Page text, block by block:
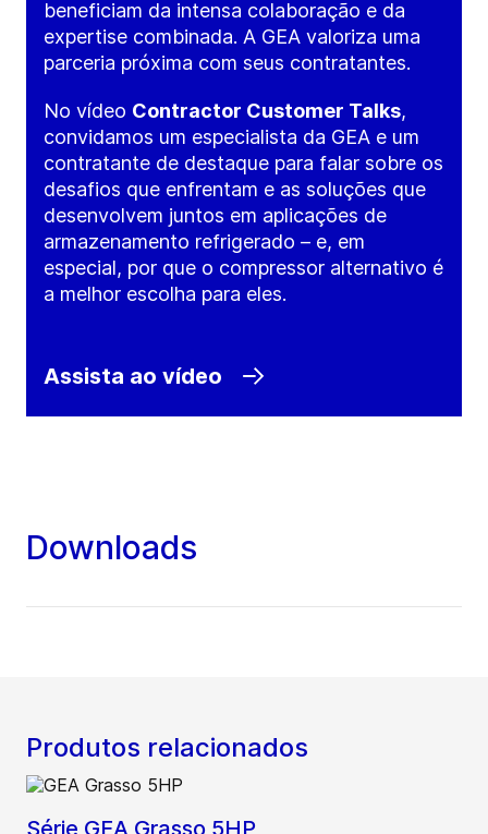
beneficiam da intensa colaboração e da
expertise combinada. A GEA valoriza uma
parceria próxima com seus contratantes.
No vídeo Contractor Customer Talks,
convidamos um especialista da GEA e um
contratante de destaque para falar sobre os
desafios que enfrentam e as soluções que
desenvolvem juntos em aplicações de
armazenamento refrigerado – e, em
especial, por que o compressor alternativo é
a melhor escolha para eles.
Assista ao vídeo
Downloads
Produtos relacionados
Série GEA Grasso 5HP